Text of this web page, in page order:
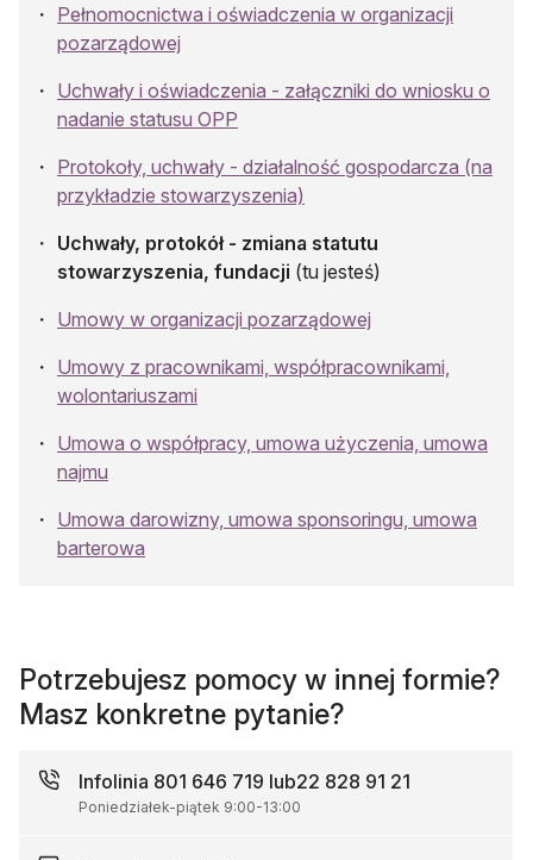
Pełnomocnictwa i oświadczenia w organizacji
pozarządowej
Uchwały i oświadczenia - załączniki do wniosku o
nadanie statusu OPP
Protokoły, uchwały - działalność gospodarcza (na
przykładzie stowarzyszenia)
Uchwały, protokół - zmiana statutu
stowarzyszenia, fundacji (tu jesteś)
Umowy w organizacji pozarządowej
Umowy z pracownikami, współpracownikami,
wolontariuszami
Umowa o współpracy, umowa użyczenia, umowa
najmu
Umowa darowizny, umowa sponsoringu, umowa
barterowa
Potrzebujesz pomocy w innej formie?
Masz konkretne pytanie?
Infolinia 801 646 719 lub22 828 91 21
Poniedziałek-piątek 9:00-13:00